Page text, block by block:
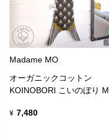
Madame MO
オーガニックコットン
KOINOBORI こいのぼり M
¥ 7,480